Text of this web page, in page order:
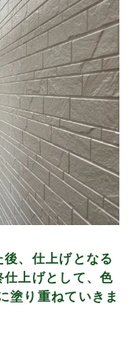
、仕上げとなる
上げとして、色
塗り重ねていきま